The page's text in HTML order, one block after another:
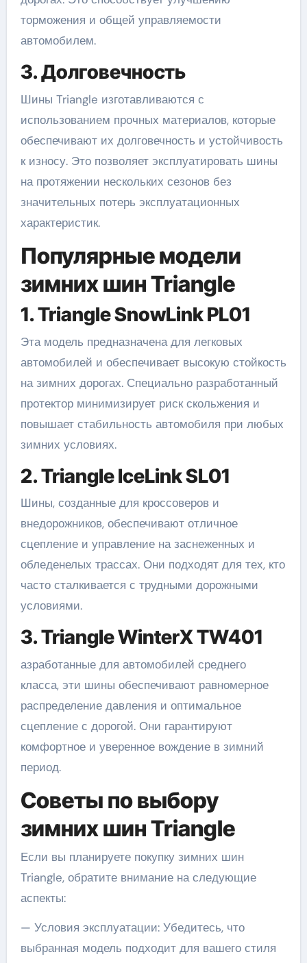
торможения и общей управляемости
автомобилем.
3. Долговечность
Шины Triangle изготавливаются с
использованием прочных материалов, которые
обеспечивают их долговечность и устойчивость
к износу. Это позволяет эксплуатировать шины
на протяжении нескольких сезонов без
значительных потерь эксплуатационных
характеристик.
Популярные модели
зимних шин Triangle
1. Triangle SnowLink PL01
Эта модель предназначена для легковых
автомобилей и обеспечивает высокую стойкость
на зимних дорогах. Специально разработанный
протектор минимизирует риск скольжения и
повышает стабильность автомобиля при любых
зимних условиях.
2. Triangle IceLink SL01
Шины, созданные для кроссоверов и
внедорожников, обеспечивают отличное
сцепление и управление на заснеженных и
обледенелых трассах. Они подходят для тех, кто
часто сталкивается с трудными дорожными
условиями.
3. Triangle WinterX TW401
азработанные для автомобилей среднего
класса, эти шины обеспечивают равномерное
распределение давления и оптимальное
сцепление с дорогой. Они гарантируют
комфортное и уверенное вождение в зимний
период.
Советы по выбору
зимних шин Triangle
Если вы планируете покупку зимних шин
Triangle, обратите внимание на следующие
аспекты:
— Условия эксплуатации: Убедитесь, что
выбранная модель подходит для вашего стиля